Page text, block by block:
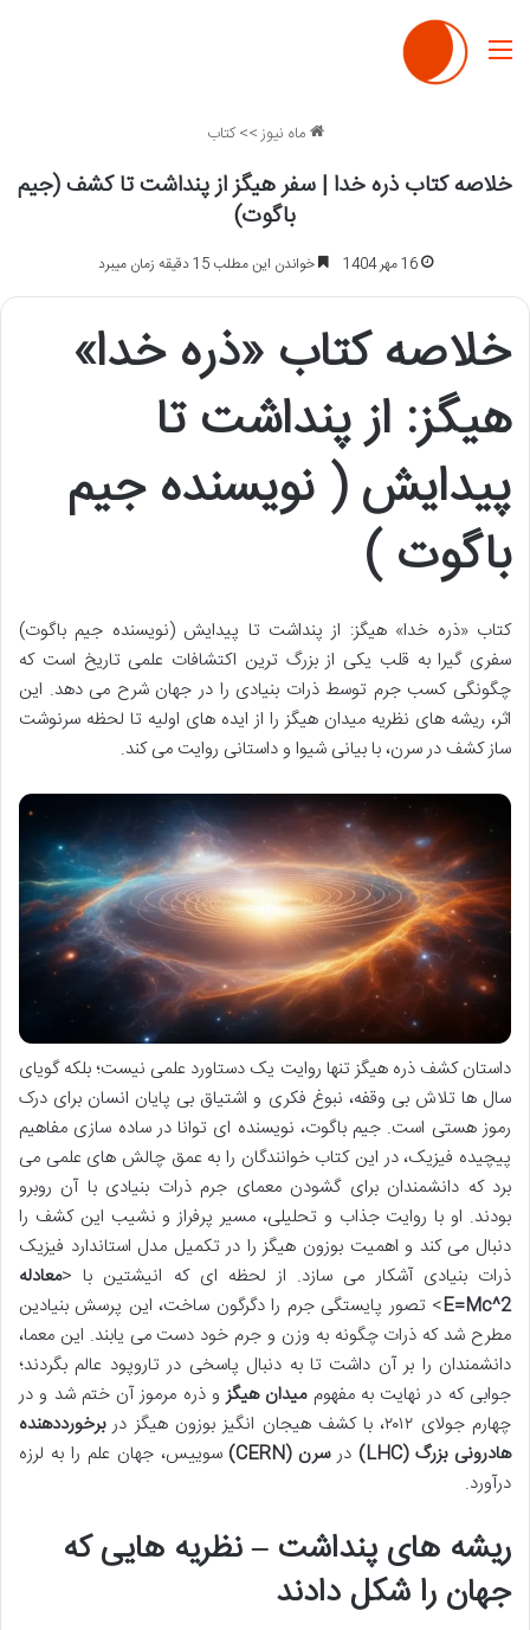
منو
ماه نیوز>> کتاب
خلاصه کتاب ذره خدا | سفر هیگز از پنداشت تا کشف (جیم
باگوت)
16 مهر 1404 خواندن این مطلب 15 دقیقه زمان میبرد
خلاصه کتاب «ذره خدا»
هیگز: از پنداشت تا
پیدایش ( نویسنده جیم
باگوت )
کتاب «ذره خدا» هیگز: از پنداشت تا پیدایش (نویسنده جیم باگوت)
سفری گیرا به قلب یکی از بزرگ ترین اکتشافات علمی تاریخ است که
چگونگی کسب جرم توسط ذرات بنیادی را در جهان شرح می دهد. این
اثر، ریشه های نظریه میدان هیگز را از ایده های اولیه تا لحظه سرنوشت
ساز کشف در سرن، با بیانی شیوا و داستانی روایت می کند.
داستان کشف ذره هیگز تنها روایت یک دستاورد علمی نیست؛ بلکه گویای
سال ها تلاش بی وقفه، نبوغ فکری و اشتیاق بی پایان انسان برای درک
رموز هستی است. جیم باگوت، نویسنده ای توانا در ساده سازی مفاهیم
پیچیده فیزیک، در این کتاب خوانندگان را به عمق چالش های علمی می
برد که دانشمندان برای گشودن معمای جرم ذرات بنیادی با آن روبرو
بودند. او با روایت جذاب و تحلیلی، مسیر پرفراز و نشیب این کشف را
دنبال می کند و اهمیت بوزون هیگز را در تکمیل مدل استاندارد فیزیک
ذرات بنیادی آشکار می سازد. از لحظه ای که انیشتین با <معادله
E=Mc^2> تصور پایستگی جرم را دگرگون ساخت، این پرسش بنیادین
مطرح شد که ذرات چگونه به وزن و جرم خود دست می یابند. این معما،
دانشمندان را بر آن داشت تا به دنبال پاسخی در تاروپود عالم بگردند؛
جوابی که در نهایت به مفهوممیدان هیگزو ذره مرموز آن ختم شد و در
چهارم جولای ۲۰۱۲، با کشف هیجان انگیز بوزون هیگز در
برخورددهنده
هادرونی بزرگ (LHC)
درسرن (CERN)
سوییس، جهان علم را به لرزه
درآورد.
ریشه های پنداشت – نظریه هایی که
جهان را شکل دادند